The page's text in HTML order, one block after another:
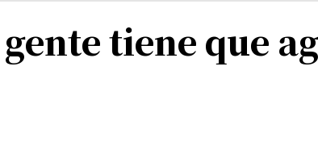
tiene que